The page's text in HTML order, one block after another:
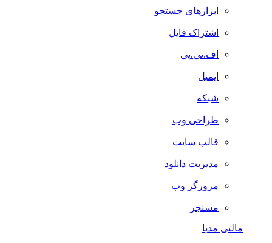
ابزارهای جستجو
اشتراک فایل
اف.تی.پی
ایمیل
شبکه
طراحی وب
قالب سایت
مدیریت دانلود
مرورگر وب
مسنجر
مالتی مدیا